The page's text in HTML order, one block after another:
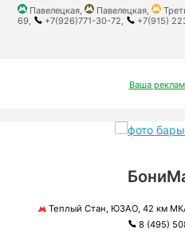
Павелецкая, Павелецкая,
69,
+7(926)771-30-72, +7(915)
Ваша
Теплый Стан, ЮЗАО, 42 км
8 (495)